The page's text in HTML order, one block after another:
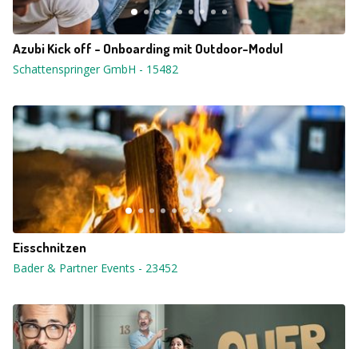
Azubi Kick off - Onboarding mit Outdoor-Modul
Schattenspringer GmbH - 15482
Eisschnitzen
Bader & Partner Events - 23452